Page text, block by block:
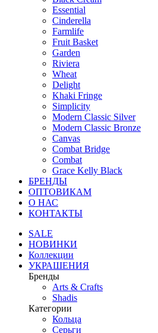
Essential
Cinderella
Farmlife
Fruit Basket
Garden
Riviera
Wheat
Delight
Khaki Fringe
Simplicity
Modern Classic Silver
Modern Classic Bronze
Canvas
Combat Bridge
Combat
Grace Kelly Black
БРЕНДЫ
ОПТОВИКАМ
О НАС
КОНТАКТЫ
SALE
НОВИНКИ
Коллекции
УКРАШЕНИЯ
Бренды
Аrts & Сrafts
Shadis
Категории
Кольца
Серьги